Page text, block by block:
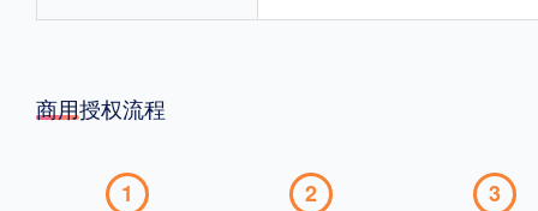
商用授权流程
1 2 3